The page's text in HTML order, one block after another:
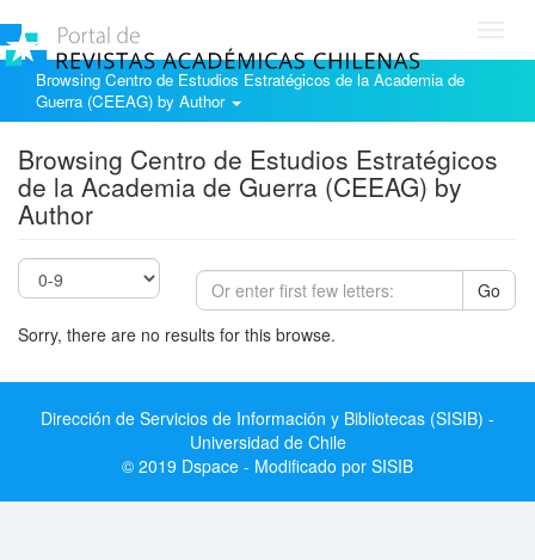
Browsing Centro de Estudios Estratégicos de la Academia de
Guerra (CEEAG) by Author
Browsing Centro de Estudios Estratégicos
de la Academia de Guerra (CEEAG) by
Author
Go
Sorry, there are no results for this browse.
Dirección de Servicios de Información y Bibliotecas (SISIB) -
Universidad de Chile
© 2019 Dspace - Modificado por SISIB